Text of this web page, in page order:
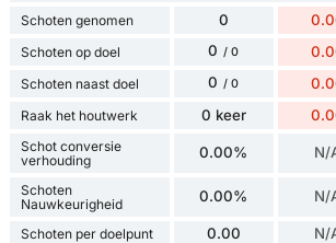
Schoten genomen 0
Schoten op doel 0 / 0
Schoten naast doel 0 / 0
Raak het houtwerk 0 keer
Schot conversie
verhouding
0.00% N/
Schoten
Nauwkeurigheid
0.00% N/
Schoten per doelpunt 0.00 N/